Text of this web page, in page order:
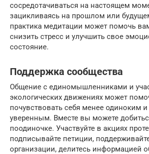
сосредотачиваться на настоящем
зацикливаясь на прошлом или
практика медитации может помочь
снизить стресс и улучшить свое
состояние.
Поддержка сообщества
Общение с единомышленниками и
экологических движениях может
почувствовать себя менее одиноким
уверенным. Вместе вы можете
поодиночке. Участвуйте в акциях
подписывайте петиции,
организации, делитесь информацией